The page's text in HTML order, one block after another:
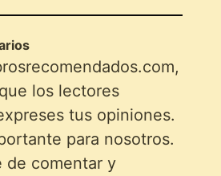
los lectores
tus opiniones.
para nosotros.
de comentar y